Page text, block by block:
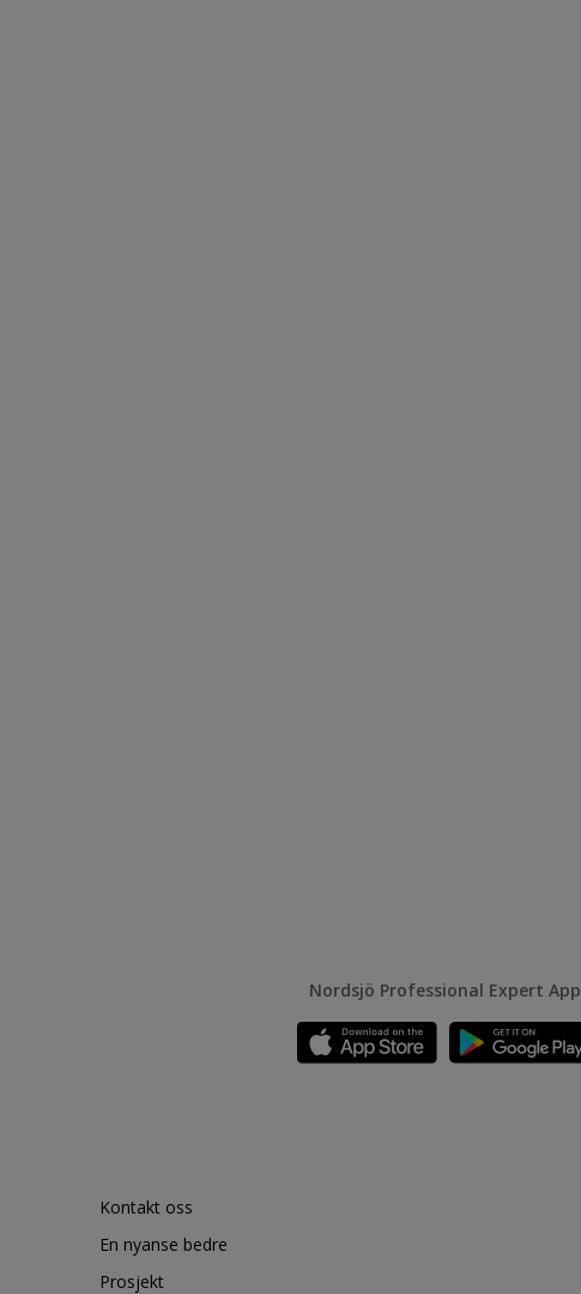
Nordsjö Professional Expert App
Kontakt oss
En nyanse bedre
Prosjekt